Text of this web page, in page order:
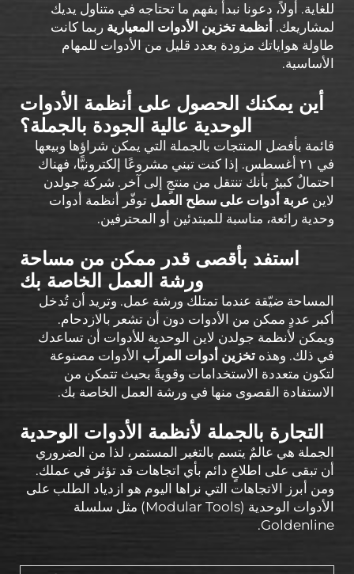
للغاية. أولاً، دعونا نبدأ بفهم ما تحتاجه في متناول يديك
لمشاريعك. أنظمة تخزين الأدوات المعيارية ربما كانت
طاولة هواياتك مزودة بعدد قليل من الأدوات للمهام
الأساسية.
أين يمكنك الحصول على أنظمة الأدوات
الوحدية عالية الجودة بالجملة؟
قائمة بأفضل المنتجات بالجملة التي يمكن شراؤها وبيعها
في ٢١ أغسطس. إذا كنت تبني مشروعًا إلكترونيًّا، فهناك
احتمالٌ كبيرٌ بأنك تنتقل من منتجٍ إلى آخر. شركة جولدن
لاين عربة أدوات على سطح العمل توفّر أنظمة أدوات
وحدية رائعة، مناسبة للمبتدئين أو المحترفين.
استفد بأقصى قدر ممكن من مساحة
ورشة العمل الخاصة بك
المساحة ضيّقة عندما تمتلك ورشة عمل. وتريد أن تُدخل
أكبر عددٍ ممكن من الأدوات دون أن تشعر بالازدحام.
ويمكن لأنظمة جولدن لاين الوحدية للأدوات أن تساعدك
في ذلك. وهذه تخزين أدوات المرآب الأدوات مصنوعة
لتكون متعددة الاستخدامات وقويةً بحيث تتمكن من
الاستفادة القصوى منها في ورشة العمل الخاصة بك.
التجارة بالجملة لأنظمة الأدوات الوحدية
الجملة هي عالمٌ يتسم بالتغير المستمر، لذا من الضروري
أن تبقى على اطلاعٍ دائم بأي اتجاهات قد تؤثر في عملك.
ومن أبرز الاتجاهات التي نراها اليوم هو ازدياد الطلب على
الأدوات الوحدية (Modular Tools) مثل سلسلة
Goldenline.